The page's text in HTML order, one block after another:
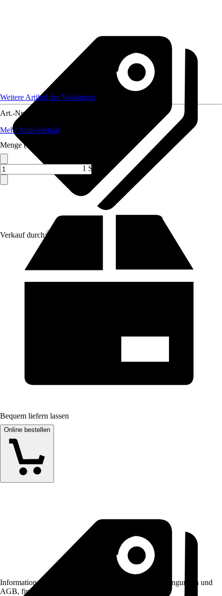
Verkauf durch:
Weitere Artikel des Verkäufers
Art.-Nr.
Mehr Artikeldetails
Menge (ST)
1 ST
Bequem liefern lassen
Online bestellen
Informationen des Verkäufers, wie z. B. Rückgabebedingungen und
AGB, finden Sie bei Klick auf den Verkäufernamen.